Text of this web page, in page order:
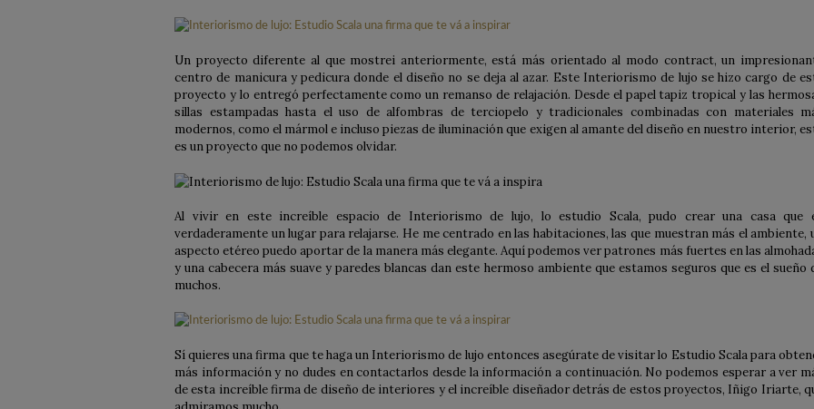
Un proyecto diferente al que mostrei anteriormente, está más orientado al modo contract, un
centro de manicura y pedicura donde el diseño no se deja al azar. Este Interiorismo de lujo se hizo cargo de
proyecto y lo entregó perfectamente como un remanso de relajación. Desde el papel tapiz tropical y las
sillas estampadas hasta el uso de alfombras de terciopelo y tradicionales combinadas con materiales
modernos, como el mármol e incluso piezas de iluminación que exigen al amante del diseño en nuestro interior,
es un proyecto que no podemos olvidar.
Al vivir en este increíble espacio de Interiorismo de lujo, lo estudio Scala, pudo crear una casa que
verdaderamente un lugar para relajarse. He me centrado en las habitaciones, las que muestran más el ambiente,
aspecto etéreo puedo aportar de la manera más elegante. Aquí podemos ver patrones más fuertes en las
y una cabecera más suave y paredes blancas dan este hermoso ambiente que estamos seguros que es el sueño
muchos.
Sí quieres una firma que te haga un Interiorismo de lujo entonces asegúrate de visitar lo Estudio Scala para
más información y no dudes en contactarlos desde la información a continuación. No podemos esperar a ver
de esta increíble firma de diseño de interiores y el increíble diseñador detrás de estos proyectos, Iñigo Iriarte,